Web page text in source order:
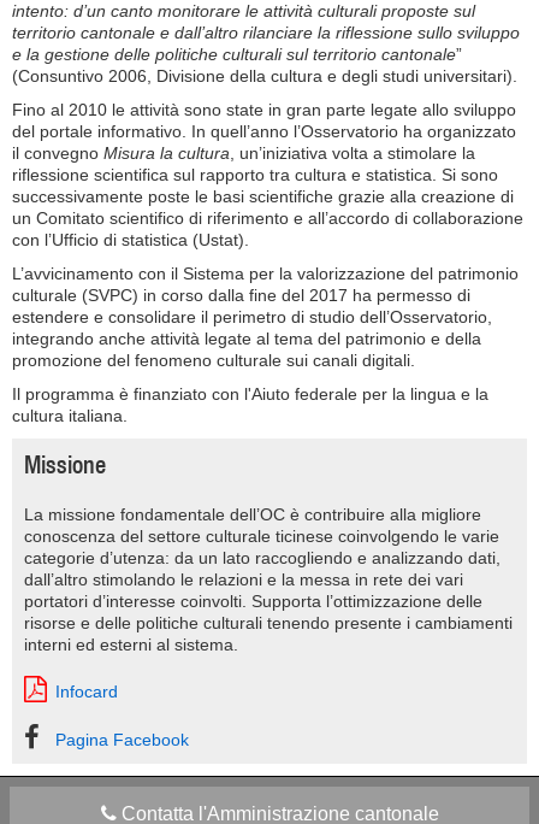
intento: d’un canto monitorare le attività culturali proposte sul
territorio cantonale e dall’altro rilanciare la riflessione sullo sviluppo
e la gestione delle politiche culturali sul territorio cantonale”
(Consuntivo 2006, Divisione della cultura e degli studi universitari).
Fino al 2010 le attività sono state in gran parte legate allo sviluppo
del portale informativo. In quell’anno l’Osservatorio ha organizzato
il convegno Misura la cultura , un’iniziativa volta a stimolare la
riflessione scientifica sul rapporto tra cultura e statistica. Si sono
successivamente poste le basi scientifiche grazie alla creazione di
un Comitato scientifico di riferimento e all’accordo di collaborazione
con l’Ufficio di statistica (Ustat).
L’avvicinamento con il Sistema per la valorizzazione del patrimonio
culturale (SVPC) in corso dalla fine del 2017 ha permesso di
estendere e consolidare il perimetro di studio dell’Osservatorio,
integrando anche attività legate al tema del patrimonio e della
promozione del fenomeno culturale sui canali digitali.
Il programma è finanziato con l'Aiuto federale per la lingua e la
cultura italiana.
Missione
La missione fondamentale dell’OC è contribuire alla migliore
conoscenza del settore culturale ticinese coinvolgendo le varie
categorie d’utenza: da un lato raccogliendo e analizzando dati,
dall’altro stimolando le relazioni e la messa in rete dei vari
portatori d’interesse coinvolti. Supporta l’ottimizzazione delle
risorse e delle politiche culturali tenendo presente i cambiamenti
interni ed esterni al sistema.
Infocard
Pagina Facebook
Contatta l'Amministrazione cantonale